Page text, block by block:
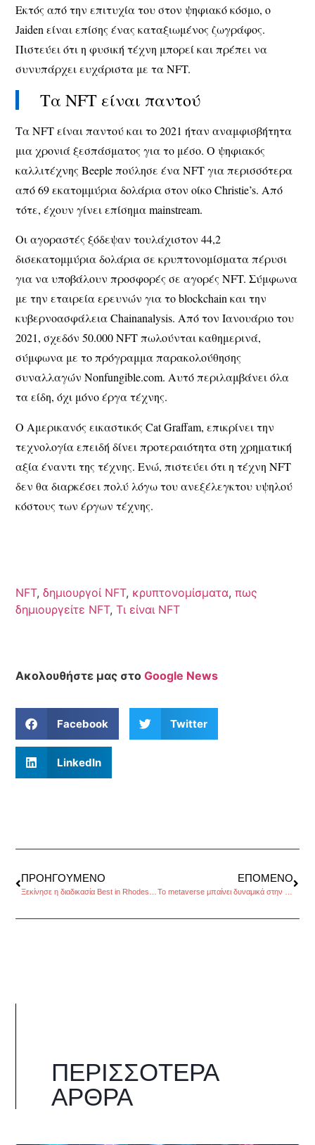
Εκτός από την επιτυχία του στον ψηφιακό κόσμο, ο
Jaiden είναι επίσης ένας καταξιωμένος ζωγράφος.
Πιστεύει ότι η φυσική τέχνη μπορεί και πρέπει να
συνυπάρχει ευχάριστα με τα NFT.
Τα NFT είναι παντού
Τα NFT είναι παντού και το 2021 ήταν αναμφισβήτητα
μια χρονιά ξεσπάσματος για το μέσο. Ο ψηφιακός
καλλιτέχνης Beeple πούλησε ένα NFT για περισσότερα
από 69 εκατομμύρια δολάρια στον οίκο Christie’s. Από
τότε, έχουν γίνει επίσημα mainstream.
Οι αγοραστές ξόδεψαν τουλάχιστον 44,2
δισεκατομμύρια δολάρια σε κρυπτονομίσματα πέρυσι
για να υποβάλουν προσφορές σε αγορές NFT. Σύμφωνα
με την εταιρεία ερευνών για το blockchain και την
κυβερνοασφάλεια Chainanalysis. Από τον Ιανουάριο του
2021, σχεδόν 50.000 NFT πωλούνται καθημερινά,
σύμφωνα με το πρόγραμμα παρακολούθησης
συναλλαγών Nonfungible.com. Αυτό περιλαμβάνει όλα
τα είδη, όχι μόνο έργα τέχνης.
Ο Αμερικανός εικαστικός Cat Graffam, επικρίνει την
τεχνολογία επειδή δίνει προτεραιότητα στη χρηματική
αξία έναντι της τέχνης. Ενώ, πιστεύει ότι η τέχνη NFT
δεν θα διαρκέσει πολύ λόγω του ανεξέλεγκτου υψηλού
κόστους των έργων τέχνης.
NFT,δημιουργοί NFT, κρυπτονομίσματα,πως
δημιουργείτε NFT,Τι είναι NFT
Ακολουθήστε μας στοGoogle News
Facebook Twitter
LinkedIn
ΠΡΟΗΓΟΎΜΕΝΟ ΕΠΌΜΕΝΟ
ΠΕΡΙΣΣΌΤΕΡΑ
ΆΡΘΡΑ